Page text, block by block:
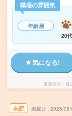
職場の雰囲気
年齢層
20代
気になる!
派遣会社 株
未読 掲載日 2026/08/